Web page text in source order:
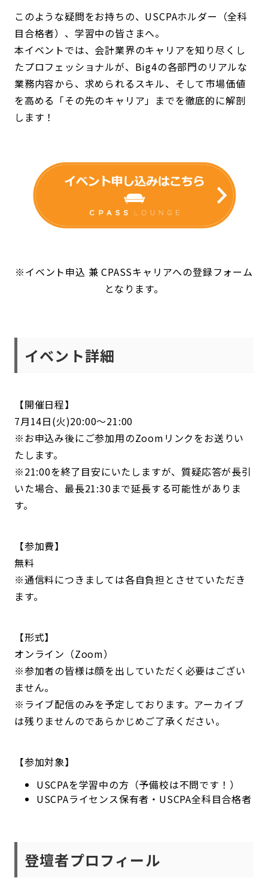
このような疑問をお持ちの、USCPAホルダー（全科
目合格者）、学習中の皆さまへ。
本イベントでは、会計業界のキャリアを知り尽くし
たプロフェッショナルが、Big4の各部門のリアルな
業務内容から、求められるスキル、そして市場価値
を高める「その先のキャリア」までを徹底的に解剖
します！
※イベント申込 兼 CPASSキャリアへの登録フォーム
となります。
イベント詳細
【開催日程】
7月14日(火)20:00～21:00
※お申込み後にご参加用のZoomリンクをお送りい
たします。
※21:00を終了目安にいたしますが、質疑応答が長引
いた場合、最長21:30まで延長する可能性がありま
す。
【参加費】
無料
※通信料につきましては各自負担とさせていただき
ます。
【形式】
オンライン（Zoom）
※参加者の皆様は顔を出していただく必要はござい
ません。
※ライブ配信のみを予定しております。アーカイブ
は残りませんのであらかじめご了承ください。
【参加対象】
USCPAを学習中の方（予備校は不問です！）
USCPAライセンス保有者・USCPA全科目合格者
登壇者プロフィール